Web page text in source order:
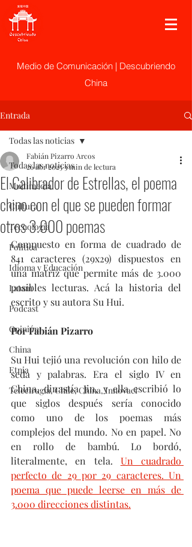
Medio de Comunicación | Descubriendo
China
Entrada
Todas las noticias
Multimedia
Cultura
Tecnología
Politica
Idioma y Educación
Latam
Podcast
Opinión
China
Etnia
Telecirugía, Chile, China, Innovaci
Todas las noticias
El Calibrador de Estrellas, el poema
chino con el que se pueden formar
otros 3.000 poemas
Fabián Pizarro Arcos
26 abr 20253 min de lectura
Compuesto en forma de cuadrado de
841 caracteres (29x29) dispuestos en
una matriz que permite más de 3.000
posibles lecturas. Acá la historia del
escrito y su autora Su Hui.
Por Fabián Pizarro
Su Hui tejió una revolución con hilo de
seda y palabras. Era el siglo IV en
China, dinastía Jin, y ella escribió lo
que siglos después sería conocido
como uno de los poemas más
complejos del mundo. No en papel. No
en rollo de bambú. Lo bordó,
literalmente, en tela. Un cuadrado
perfecto de 29 por 29 caracteres. Un
poema que puede leerse en más de
3.000 direcciones distintas.